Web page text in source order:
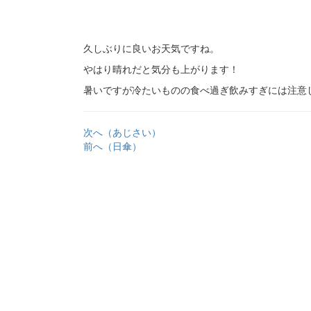
久しぶりに良いお天気ですね。
やはり晴れだと気分も上がります！
暑いですが冷たいものの食べ過ぎ飲みすぎには注意
次へ（あじさい）
前へ（日傘）